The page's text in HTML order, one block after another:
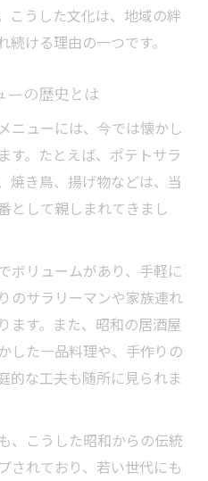
こうした文化は、地域の絆
ける理由の一つです。
ーの歴史とは
ニューには、今では懐かし
す。たとえば、ポテトサラ
焼き鳥、揚げ物などは、当
として親しまれてきまし
ボリュームがあり、手軽に
のサラリーマンや家族連れ
ます。また、昭和の居酒屋
した一品料理や、手作りの
的な工夫も随所に見られま
、こうした昭和からの伝統
されており、若い世代にも